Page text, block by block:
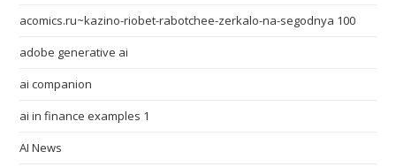
acomics.ru~kazino-riobet-rabotchee-zerkalo-na-segodnya 100
adobe generative ai
ai companion
ai in finance examples 1
AI News